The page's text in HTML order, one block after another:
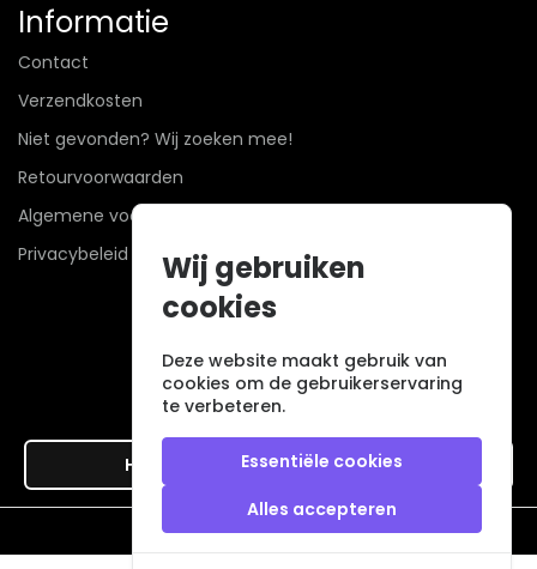
Informatie
Contact
Verzendkosten
Niet gevonden? Wij zoeken mee!
Retourvoorwaarden
Algemene voorwaarden
Privacybeleid
Hier de overeenkomst ontbinden
Wij gebruiken
cookies
Deze website maakt gebruik van
cookies om de gebruikerservaring
te verbeteren.
Essentiële cookies
Alles accepteren